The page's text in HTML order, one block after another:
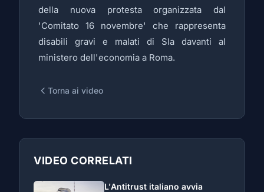
della nuova protesta organizzata dal
'Comitato 16 novembre' che rappresenta
disabili gravi e malati di Sla davanti al
ministero dell'economia a Roma.
Torna ai video
VIDEO CORRELATI
L'Antitrust italiano avvia